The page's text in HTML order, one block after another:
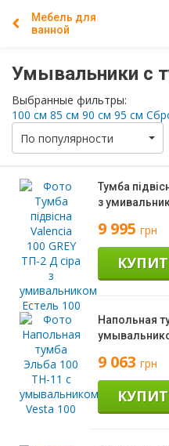
Мебель для
ванной
Умывальники с
Выбранные фильтры:
100 см 85 см 90 см 95 см
По популярности
Тумба
з
9 995 грн
Напольная
9 063 грн